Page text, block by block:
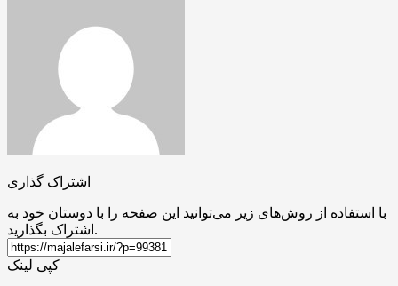
اشتراک گذاری
با استفاده از روش‌های زیر می‌توانید این صفحه را با دوستان خود به
اشتراک بگذارید.
کپی لینک